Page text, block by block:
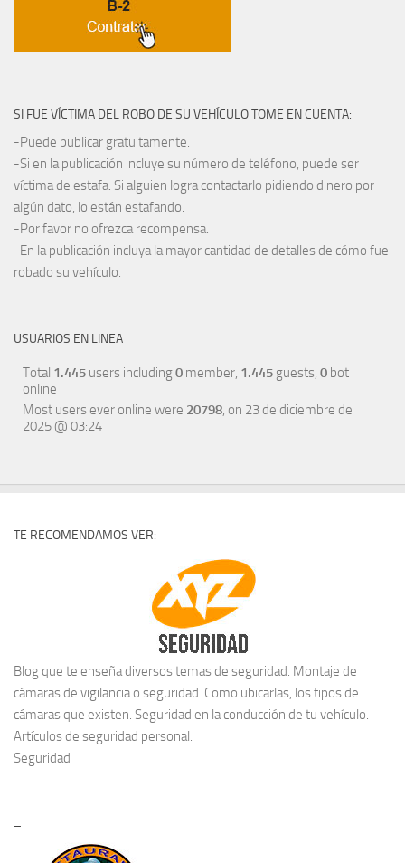
SI FUE VÍCTIMA DEL ROBO DE SU VEHÍCULO TOME EN CUENTA:
-Puede publicar gratuitamente.
-Si en la publicación incluye su número de teléfono, puede ser
víctima de estafa. Si alguien logra contactarlo pidiendo dinero por
algún dato, lo están estafando.
-Por favor no ofrezca recompensa.
-En la publicación incluya la mayor cantidad de detalles de cómo fue
robado su vehículo.
USUARIOS EN LINEA
Total 1.445 users including0 member, 1.445 guests, 0 bot
online
Most users ever online were 20798, on 23 de diciembre de
2025 @ 03:24
TE RECOMENDAMOS VER:
Blog que te enseña diversos temas de seguridad. Montaje de
cámaras de vigilancia o seguridad. Como ubicarlas, los tipos de
cámaras que existen. Seguridad en la conducción de tu vehículo.
Artículos de seguridad personal.
Seguridad
–